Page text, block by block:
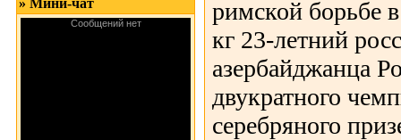
» Мини-чат
римской борьбе
кг 23-летний
азербайджанца
двукратного
серебряного